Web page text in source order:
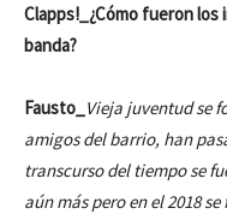
Clapps!_¿Cómo fueron
banda?
Fausto_ Vieja juventud se
amigos del barrio, han
transcurso del tiempo se
aún más pero en el 2018